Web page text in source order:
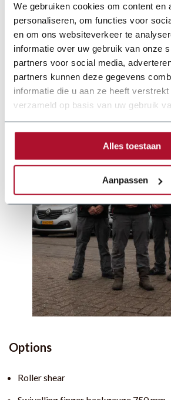
We gebruiken cookies om content en
personaliseren, om functies voor
en om ons websiteverkeer te
informatie over uw gebruik van onze
partners voor social media,
partners kunnen deze gegevens
informatie die u aan ze heeft
verzameld op basis van uw gebruik
Alles toestaan
Aanpassen
Documentation
schechtl-zetbank-motorisch-joerg-en-
Options
Roller shear